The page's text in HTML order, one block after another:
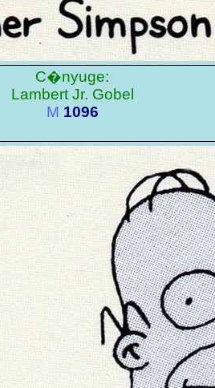
C�nyuge:
Lambert Jr. Gobel
M 1096